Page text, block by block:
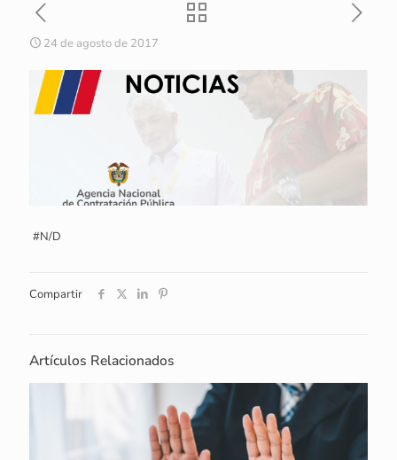
24 de agosto de 2017
#N/D
Compartir
Artículos Relacionados